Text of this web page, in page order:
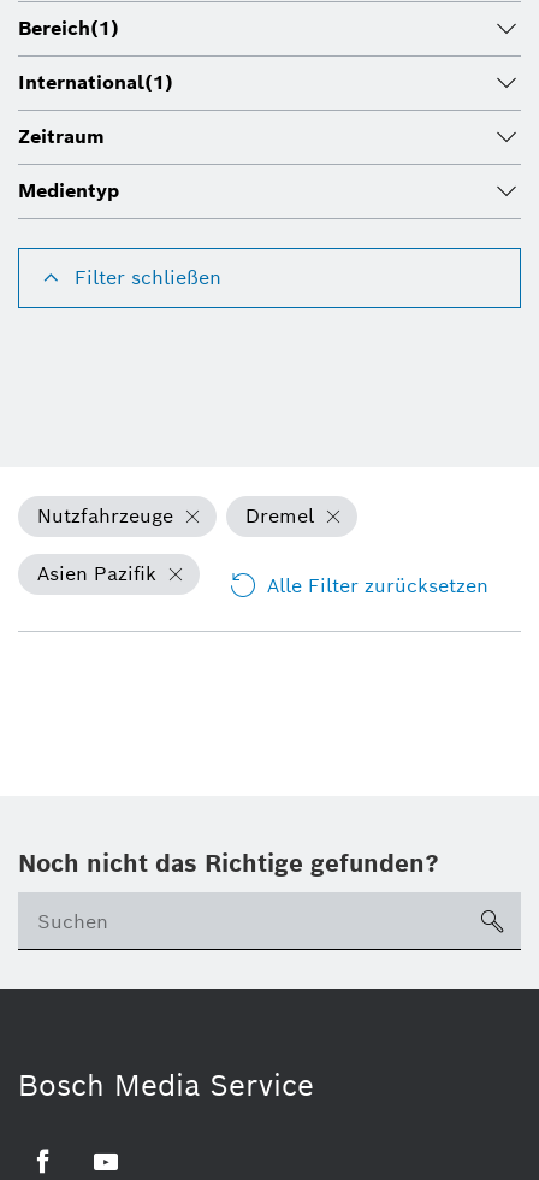
Bereich(1)
International(1)
Zeitraum
Medientyp
Filter schließen
Nutzfahrzeuge Dremel
Asien Pazifik Alle Filter zurücksetzen
Noch nicht das Richtige gefunden?
Bosch Media Service